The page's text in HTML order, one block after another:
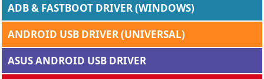
ADB & FASTBOOT DRIVER (WINDOWS)
ANDROID USB DRIVER (UNIVERSAL)
ASUS ANDROID USB DRIVER